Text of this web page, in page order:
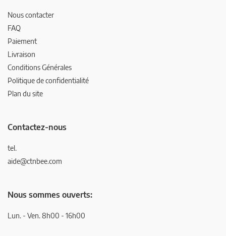
Nous contacter
FAQ
Paiement
Livraison
Conditions Générales
Politique de confidentialité
Plan du site
Contactez-nous
tel.
aide@ctnbee.com
Nous sommes ouverts:
Lun. - Ven. 8h00 - 16h00